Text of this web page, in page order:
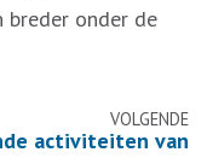
breder onder de
VOLGENDE
activiteiten van